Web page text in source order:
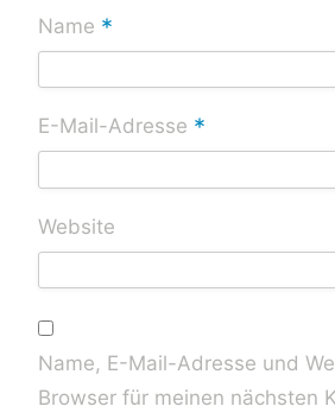
Name *
E-Mail-Adresse *
Website
Name, E-Mail-Adresse und
Browser für meinen nächsten